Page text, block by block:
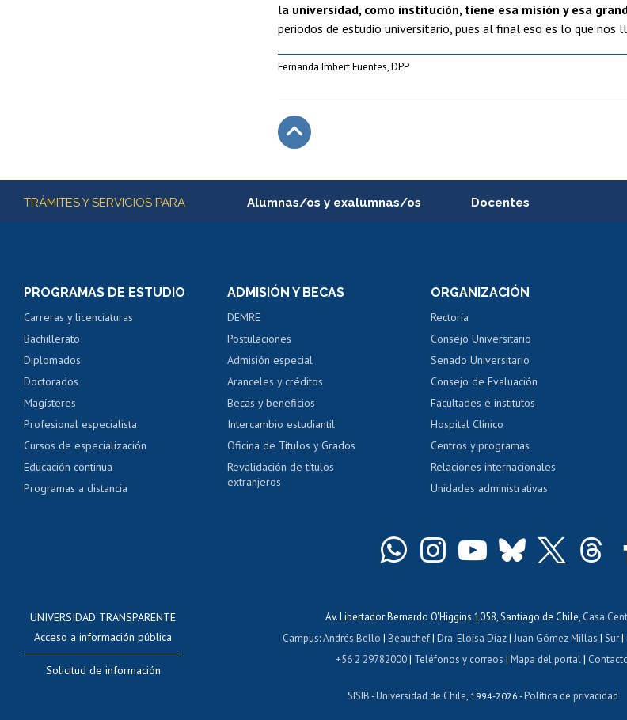
la universidad, como institución, tiene esa misión y esa
periodos de estudio universitario, pues al final eso es lo que nos
Fernanda Imbert Fuentes, DPP
Más información
TRÁMITES Y SERVICIOS PARA Alumnas/os y exalumnas/os
Consulta y certificado de notas
Servicio médico y dental
Pago de arancel y crédito alumnos
Pago de arancel y crédito exalumnos
Certificado de títulos y grados
Docentes
Perfeccionamiento
Evaluación docente
Calificación académica
Postulación al AUCAI
PROGRAMAS DE ESTUDIO
Carreras y licenciaturas
Bachillerato
Diplomados
Doctorados
Magísteres
Profesional especialista
Cursos de especialización
Educación continua
Programas a distancia
ADMISIÓN Y BECAS
DEMRE
Postulaciones
Admisión especial
Aranceles y créditos
Becas y beneficios
Intercambio estudiantil
Oficina de Títulos y Grados
Revalidación de títulos
extranjeros
ORGANIZACIÓN
Rectoría
Consejo Universitario
Senado Universitario
Consejo de Evaluación
Facultades e institutos
Hospital Clínico
Centros y programas
Relaciones internacionales
Unidades administrativas
UNIVERSIDAD TRANSPARENTE
Acceso a información pública
Solicitud de información
Av. Libertador Bernardo O'Higgins 1058, Santiago de Chile, Casa
Campus:Andrés Bello | Beauchef| Dra. Eloísa Díaz| Juan Gómez Millas | Sur|
+56 2 29782000| Teléfonos y correos |Mapa del portal|
SISIB -Universidad de Chile, 1994-2026 -Política de privacidad